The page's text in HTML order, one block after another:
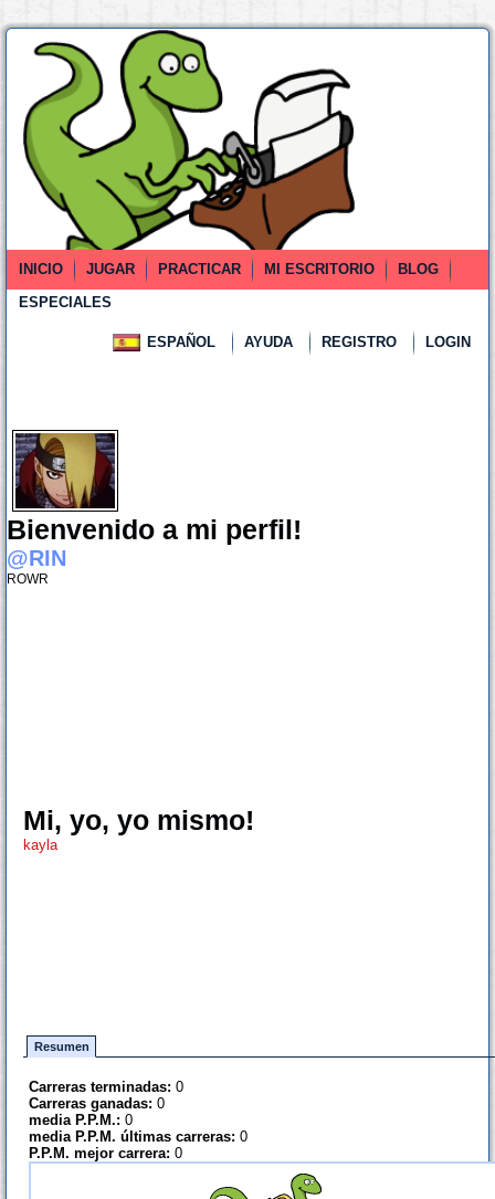
INICIO JUGAR PRACTICAR MI ESCRITORIO
BLOG
ESPECIALES
ESPAÑOL AYUDA REGISTRO LOGIN
Bienvenido a mi perfil!
@RIN
ROWR
Mi, yo, yo mismo!
kayla
Resumen
Carreras terminadas: 0
Carreras ganadas: 0
media P.P.M.: 0
media P.P.M. últimas carreras: 0
P.P.M. mejor carrera: 0